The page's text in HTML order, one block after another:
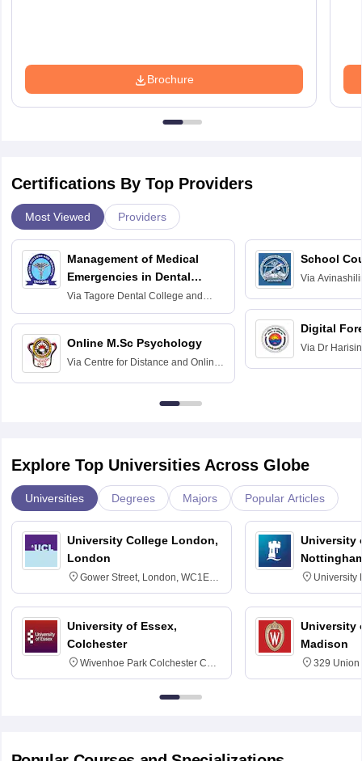
Brochure
Certifications By Top Providers
Most Viewed Providers
Management of Medical
Emergencies in Dental
Practice
Via Tagore Dental College and
Hospital, Chennai
Online M.Sc Psychology
Via Centre for Distance and Online
School
Via
Education for
Digital
Via Dr
Explore Top Universities Across Globe
Universities Degrees Majors Popular Articles
University College London,
London
Gower Street, London, WC1E
6BT
University of Essex,
Colchester
Wivenhoe Park Colchester CO4
3SQ
University
University
NG7 2RD
University
Madison
329 Union
Dayton